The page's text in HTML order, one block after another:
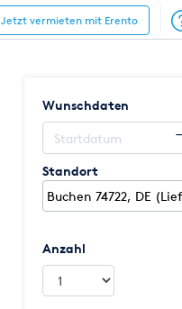
Jetzt vermieten mit Erento
Wunschdaten
Standort
Anzahl